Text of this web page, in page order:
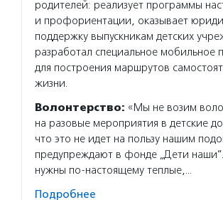
родителей: реализует программы
и профориентации, оказывает
поддержку выпускникам детских
разработал специальное мобильное
для построения маршрутов
жизни.
Волонтерство: «Мы не возим
на разовые мероприятия в детские
что это не идет на пользу нашим
предупреждают в фонде „Дети
нужны по-настоящему теплые,…
Подробнее